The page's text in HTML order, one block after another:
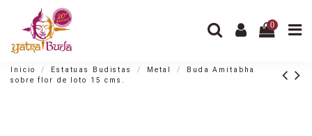
0
Inicio Estatuas Budistas Metal
Buda Amitabha
sobre flor de loto 15 cms.